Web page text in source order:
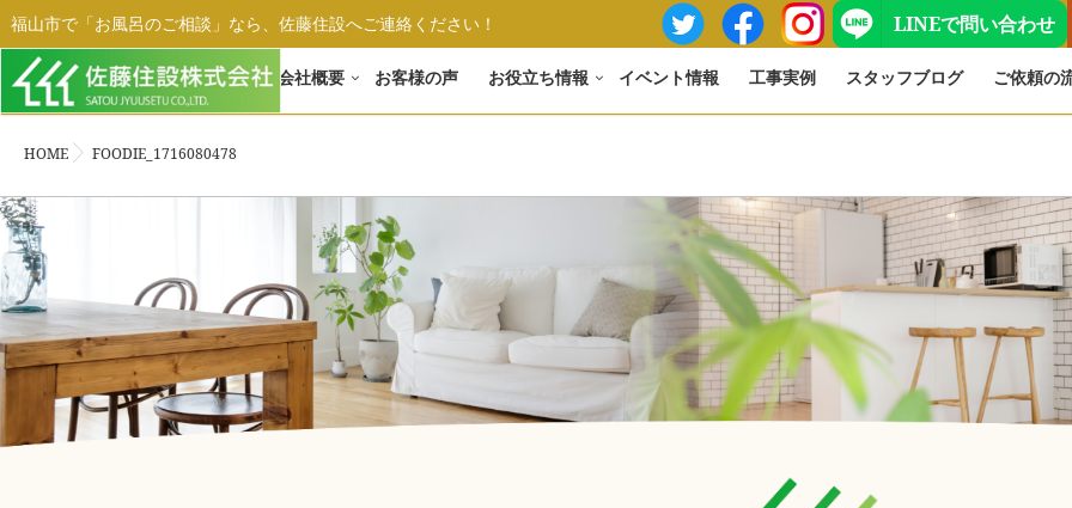
福山市で「お風呂のご相談」なら、佐藤住設へご連絡ください！ LINEで問い合わせ
ホーム 会社概要 お客様の声 お役立ち情報 イベント情報 工事実例 スタッフブログ ご依頼の
HOME FOODIE_1716080478